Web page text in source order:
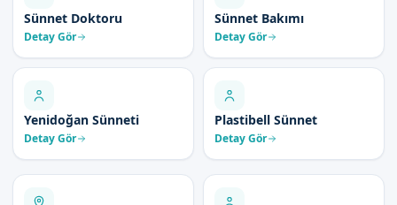
Sünnet Doktoru
Detay Gör
Sünnet Bakımı
Detay Gör
Yenidoğan Sünneti
Detay Gör
Plastibell Sünnet
Detay Gör